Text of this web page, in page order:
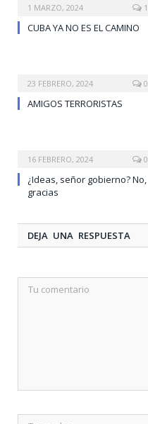
1 MARZO, 2024 1
CUBA YA NO ES EL CAMINO
23 FEBRERO, 2024 0
AMIGOS TERRORISTAS
16 FEBRERO, 2024 0
¿Ideas, señor gobierno? No,
gracias
DEJA UNA RESPUESTA